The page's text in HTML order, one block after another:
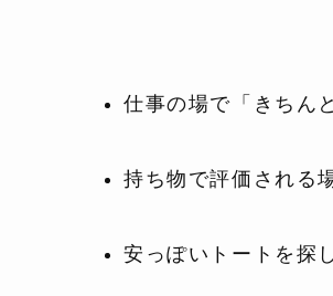
仕事の場で「きちん
持ち物で評価される
安っぽいトートを探